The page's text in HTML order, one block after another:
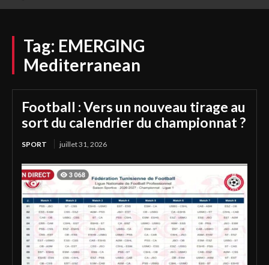
Tag: EMERGING
Mediterranean
Football : Vers un nouveau tirage au
sort du calendrier du championnat ?
SPORT juillet 31, 2026